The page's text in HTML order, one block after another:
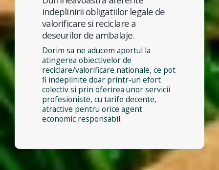
indeplinirii obligatiilor legale de
valorificare si reciclare a
deseurilor de ambalaje.
Dorim sa ne aducem aportul la
atingerea obiectivelor de
reciclare/valorificare nationale, ce pot
fi indeplinite doar printr-un efort
colectiv si prin oferirea unor servicii
profesioniste, cu tarife decente,
atractive pentru orice agent
economic responsabil.